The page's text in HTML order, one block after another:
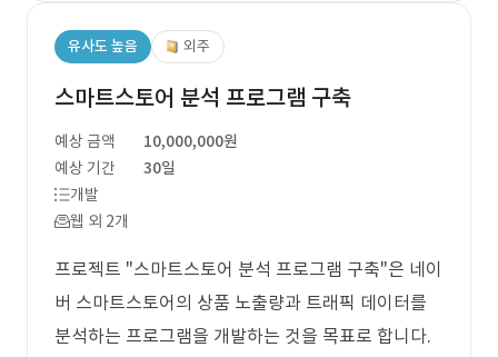
유사도 높음 외주
스마트스토어 분석 프로그램 구축
예상 금액
10,000,000원
예상 기간
30일
개발
웹 외 2개
프로젝트 "스마트스토어 분석 프로그램 구축"은 네이
버 스마트스토어의 상품 노출량과 트래픽 데이터를
분석하는 프로그램을 개발하는 것을 목표로 합니다.